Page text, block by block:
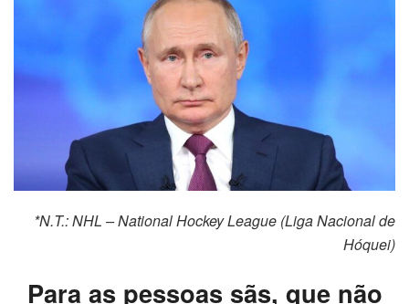
*N.T.:NHL – National Hockey League (Liga Nacional de
Hóquei)
Para as pessoas sãs, que não